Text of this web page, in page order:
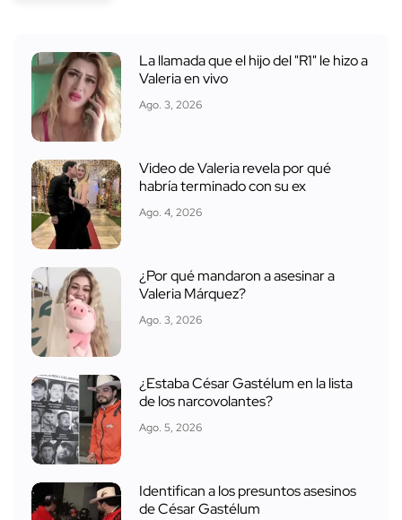
La llamada que el hijo del "R1" le hizo a
Valeria en vivo
Ago. 3, 2026
Video de Valeria revela por qué
habría terminado con su ex
Ago. 4, 2026
¿Por qué mandaron a asesinar a
Valeria Márquez?
Ago. 3, 2026
¿Estaba César Gastélum en la lista
de los narcovolantes?
Ago. 5, 2026
Identifican a los presuntos asesinos
de César Gastélum